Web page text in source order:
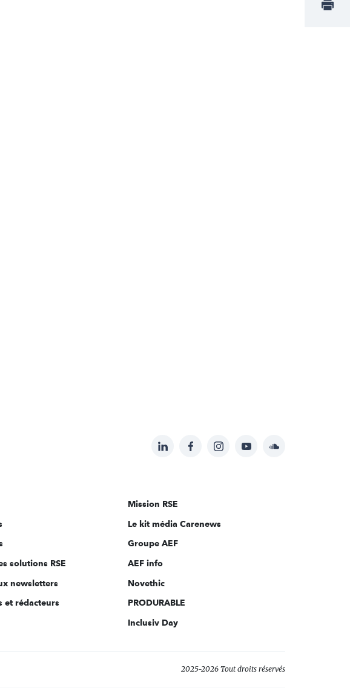
Suivez-
sur:
LinkedInFacebookInstagramYouTubeSoundcloud
solutions RSE
newsletters
et rédacteurs
Mission RSE
Le kit média Carenews
Groupe AEF
AEF info
Novethic
PRODURABLE
Inclusiv Day
2025-2026 Tout droits réservés